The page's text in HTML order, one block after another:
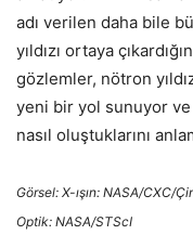
adı verilen daha bile
yıldızı ortaya
gözlemler, nötron
yeni bir yol sunuyor ve
nasıl oluştuklarını
Görsel: X-ışın: NASA/CXC/
Optik: NASA/STScI